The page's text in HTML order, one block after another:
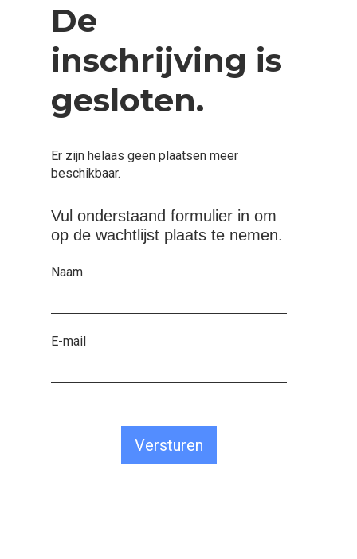
De
inschrijving is
gesloten.
Er zijn helaas geen plaatsen meer
beschikbaar.
Vul onderstaand formulier in om
op de wachtlijst plaats te nemen.
Naam
E-mail
Versturen